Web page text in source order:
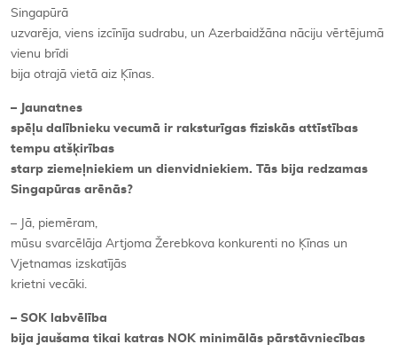
Singapūrā
uzvarēja, viens izcīnīja sudrabu, un Azerbaidžāna nāciju vērtējumā
vienu brīdi
bija otrajā vietā aiz Ķīnas.
– Jaunatnes
spēļu dalībnieku vecumā ir raksturīgas fiziskās attīstības
tempu atšķirības
starp ziemeļniekiem un dienvidniekiem. Tās bija redzamas
Singapūras arēnās?
– Jā, piemēram,
mūsu svarcēlāja Artjoma Žerebkova konkurenti no Ķīnas un
Vjetnamas izskatījās
krietni vecāki.
– SOK labvēlība
bija jaušama tikai katras NOK minimālās pārstāvniecības